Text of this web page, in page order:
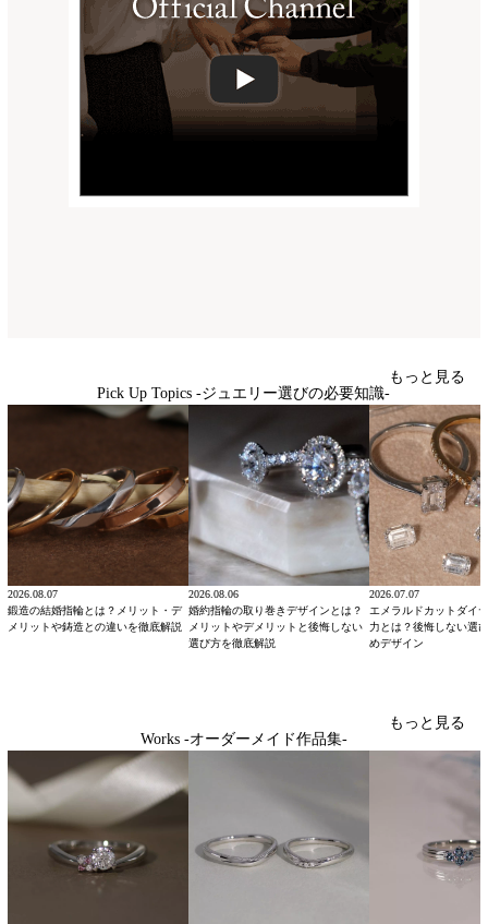
Pick Up Topics -ジュエリー選びの必要知識-
もっと見る
2026.08.07
鍛造の結婚指輪とは？メリット・デ
メリットや鋳造との違いを徹底解説
2026.08.06
婚約指輪の取り巻きデザインとは？
メリットやデメリットと後悔しない
選び方を徹底解説
2026.07.07
エメラルドカットダイ
力とは？後悔しない選
めデザイン
Works -オーダーメイド作品集-
もっと見る